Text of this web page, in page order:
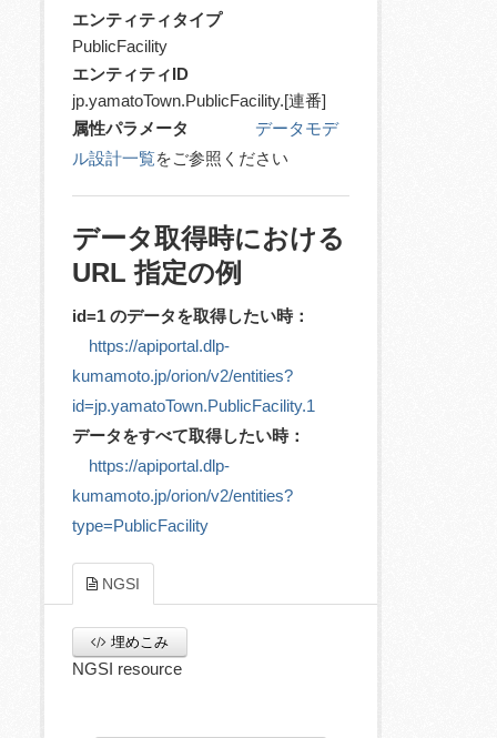
エンティティタイプ
PublicFacility
エンティティID
jp.yamatoTown.PublicFacility.[連番]
属性パラメータ
データモデ
ル設計一覧をご参照ください
データ取得時における
URL 指定の例
id=1 のデータを取得したい時：
https://apiportal.dlp-
kumamoto.jp/orion/v2/entities?
id=jp.yamatoTown.PublicFacility.1
データをすべて取得したい時：
https://apiportal.dlp-
kumamoto.jp/orion/v2/entities?
type=PublicFacility
NGSI
埋めこみ
NGSI resource